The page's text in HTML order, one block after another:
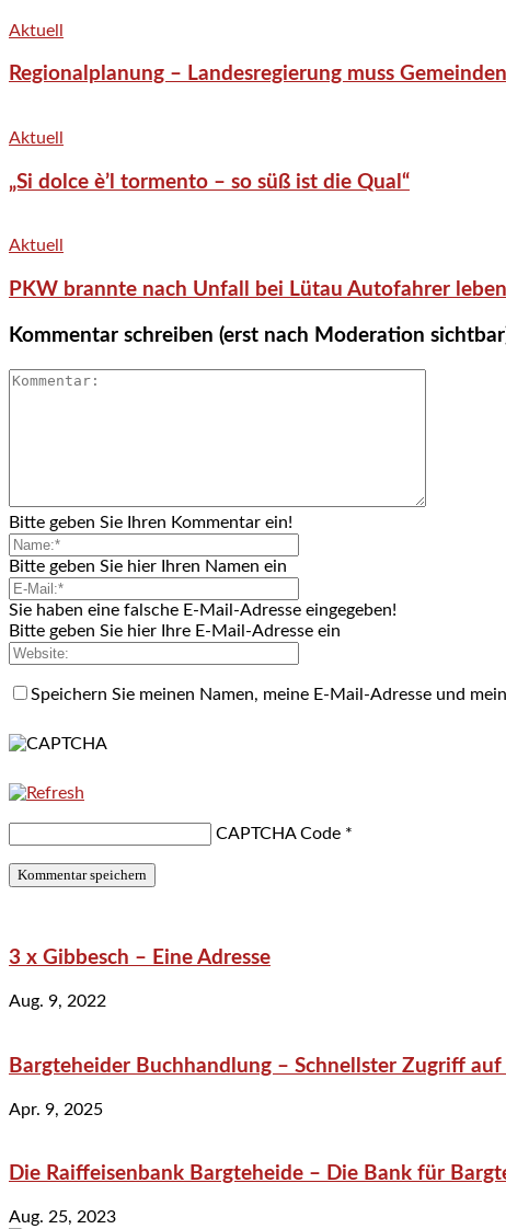
Aktuell
Regionalplanung – Landesregierung muss
Aktuell
„Si dolce è’l tormento – so süß ist die Qual“
Aktuell
PKW brannte nach Unfall bei Lütau Autofahrer
Kommentar schreiben (erst nach Moderation
Bitte geben Sie Ihren Kommentar ein!
Bitte geben Sie hier Ihren Namen ein
Sie haben eine falsche E-Mail-Adresse eingegeben!
Bitte geben Sie hier Ihre E-Mail-Adresse ein
Speichern Sie meinen Namen, meine E-Mail-Adresse und
CAPTCHA Code *
3 x Gibbesch – Eine Adresse
Aug. 9, 2022
Bargteheider Buchhandlung – Schnellster Zugriff
Apr. 9, 2025
Die Raiffeisenbank Bargteheide – Die Bank für
Aug. 25, 2023